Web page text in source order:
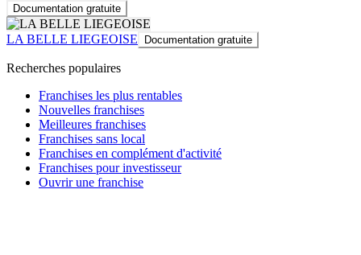
Documentation gratuite
LA BELLE LIEGEOISE Documentation gratuite
Recherches populaires
Franchises les plus rentables
Nouvelles franchises
Meilleures franchises
Franchises sans local
Franchises en complément d'activité
Franchises pour investisseur
Ouvrir une franchise